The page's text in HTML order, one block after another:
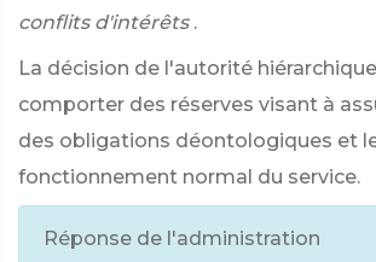
conflits d'intérêts .
La décision de l'autorité
comporter des réserves visant à
des obligations déontologiques et
fonctionnement normal du service.
Réponse de l'administration